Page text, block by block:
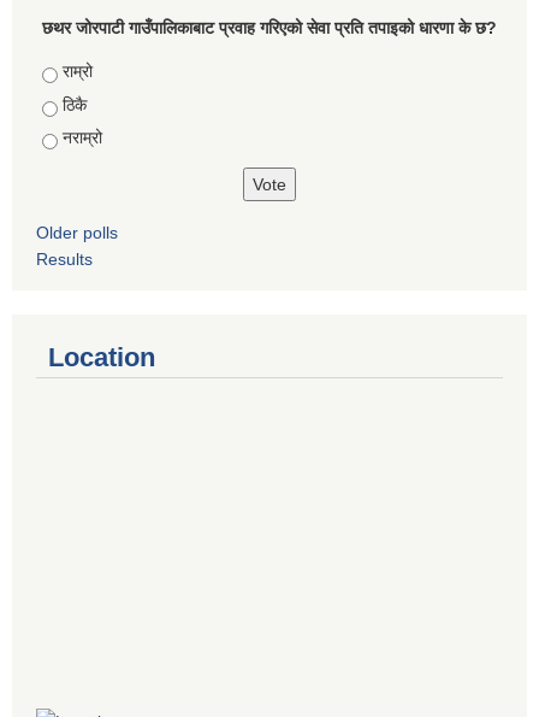
छथर जोरपाटी गाउँपालिकाबाट प्रवाह गरिएको सेवा प्रति तपाइको धारणा के छ?
Choices
राम्रो
ठिकै
नराम्रो
Older polls
Results
Location